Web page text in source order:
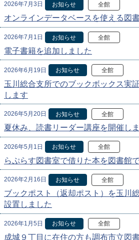
2026年7月3日 お知らせ 全館
オンラインデータベースを使える図
2026年7月1日 お知らせ 全館
電子書籍を追加しました
2026年6月19日 お知らせ 全館
玉川総合支所でのブックボックス実
します
2026年5月20日 お知らせ 全館
夏休み、読書リーダー講座を開催し
2026年5月1日 お知らせ 全館
らぷらす図書室で借りた本を図書館
2026年2月16日 お知らせ 全館
ブックポスト（返却ポスト）を玉川
設置しました
2026年1月5日 お知らせ 全館
成城９丁目に在住の方も調布市立図